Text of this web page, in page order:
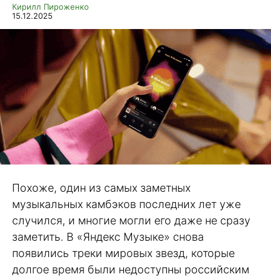
Кирилл Пироженко
15.12.2025
Похоже, один из самых заметных
музыкальных камбэков последних лет уже
случился, и многие могли его даже не сразу
заметить. В «Яндекс Музыке» снова
появились треки мировых звезд, которые
долгое время были недоступны российским